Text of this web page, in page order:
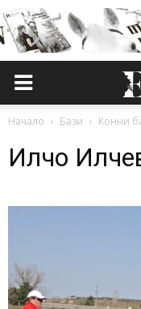
Начало Бази Конни
Илчо